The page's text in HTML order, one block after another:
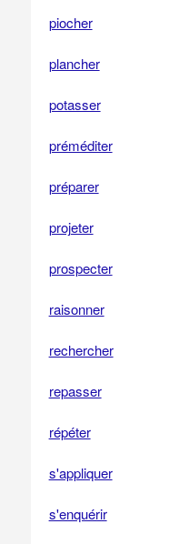
piocher
plancher
potasser
préméditer
préparer
projeter
prospecter
raisonner
rechercher
repasser
répéter
s'appliquer
s'enquérir